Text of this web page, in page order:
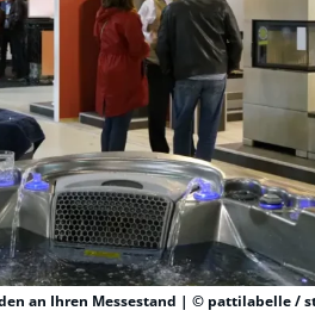
an Ihren Messestand | © pattilabelle /